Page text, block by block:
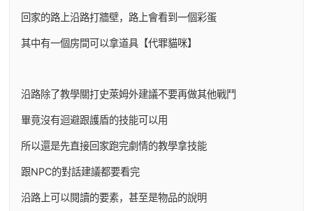
回家的路上沿路打牆壁，路上會看到一個彩蛋
其中有一個房間可以拿道具【代罪貓咪】
沿路除了教學關打史萊姆外建議不要再做其他戰鬥
畢竟沒有迴避跟護盾的技能可以用
所以還是先直接回家跑完劇情的教學拿技能
跟NPC的對話建議都要看完
沿路上可以閱讀的要素，甚至是物品的說明